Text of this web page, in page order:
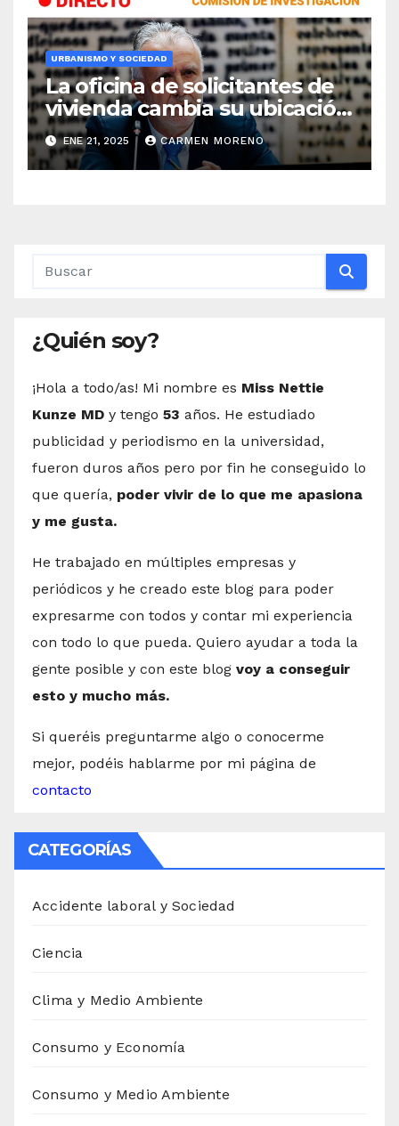
URBANISMO Y SOCIEDAD
La oficina de solicitantes de
vivienda cambia su ubicación
a la tenencia de alcaldía de El
Boquetillo
ENE 21, 2025 CARMEN MORENO
¿Quién soy?
¡Hola a todo/as! Mi nombre es Miss Nettie
Kunze MD y tengo 53 años. He estudiado
publicidad y periodismo en la universidad,
fueron duros años pero por fin he conseguido lo
que quería, poder vivir de lo que me apasiona
y me gusta.
He trabajado en múltiples empresas y
periódicos y he creado este blog para poder
expresarme con todos y contar mi experiencia
con todo lo que pueda. Quiero ayudar a toda la
gente posible y con este blog voy a conseguir
esto y mucho más.
Si queréis preguntarme algo o conocerme
mejor, podéis hablarme por mi página de
contacto
CATEGORÍAS
Accidente laboral y Sociedad
Ciencia
Clima y Medio Ambiente
Consumo y Economía
Consumo y Medio Ambiente